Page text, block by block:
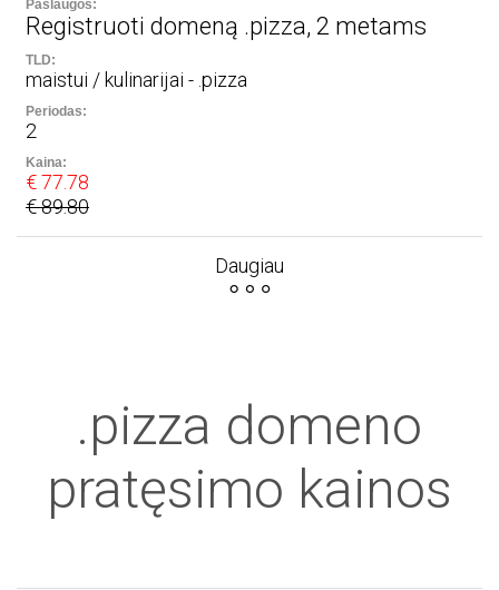
Registruoti domeną .pizza, 2 metams
maistui / kulinarijai - .pizza
2
€ 77.78
€ 89.80
Daugiau
.pizza domeno
pratęsimo kainos